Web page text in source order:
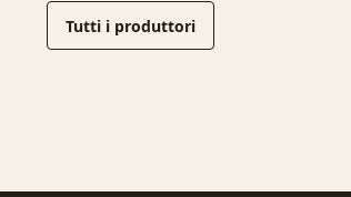
Tutti i produttori